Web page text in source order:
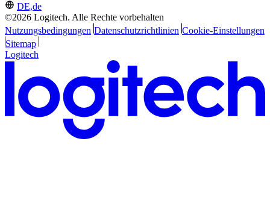
DE,de
©2026 Logitech. Alle Rechte vorbehalten
Nutzungsbedingungen Datenschutzrichtlinien Cookie-Einstellungen
Sitemap
Logitech